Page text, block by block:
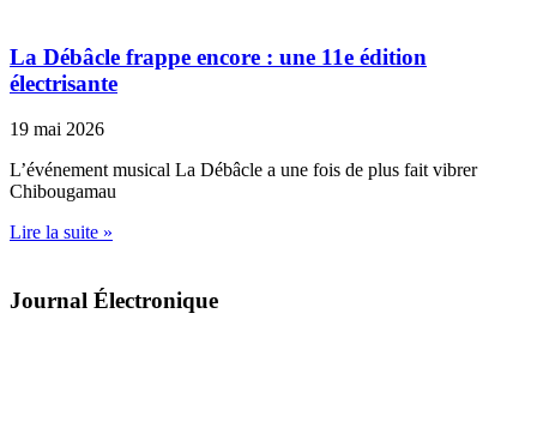
La Débâcle frappe encore : une 11e édition
électrisante
19 mai 2026
L’événement musical La Débâcle a une fois de plus fait vibrer
Chibougamau
Lire la suite »
Journal Électronique